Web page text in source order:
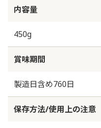
内容量
450g
賞味期間
製造日含め760日
保存方法/使用上の注意